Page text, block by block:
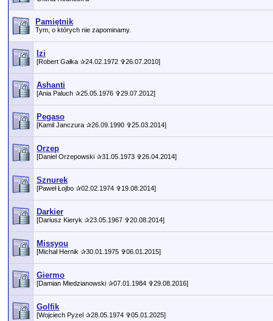
Pamiętnik
Tym, o których nie zapominamy.
Izi
[Robert Gałka ✰24.02.1972 ✞26.07.2010]
Ashanti
[Ania Paluch ✰25.05.1976 ✞29.07.2012]
Pegaso
[Kamil Janczura ✰26.09.1990 ✞25.03.2014]
Orzep
[Daniel Orzepowski ✰31.05.1973 ✞26.04.2014]
Sznurek
[Paweł Łojbo ✰02.02.1974 ✞19.08.2014]
Darkier
[Dariusz Kieryk ✰23.05.1967 ✞20.08.2014]
Missyou
[Michał Hernik ✰30.01.1975 ✞06.01.2015]
Giermo
[Damian Miedzianowski ✰07.01.1984 ✞29.08.2016]
Golfik
[Wojciech Pyzel ✰28.05.1974 ✞05.01.2025]